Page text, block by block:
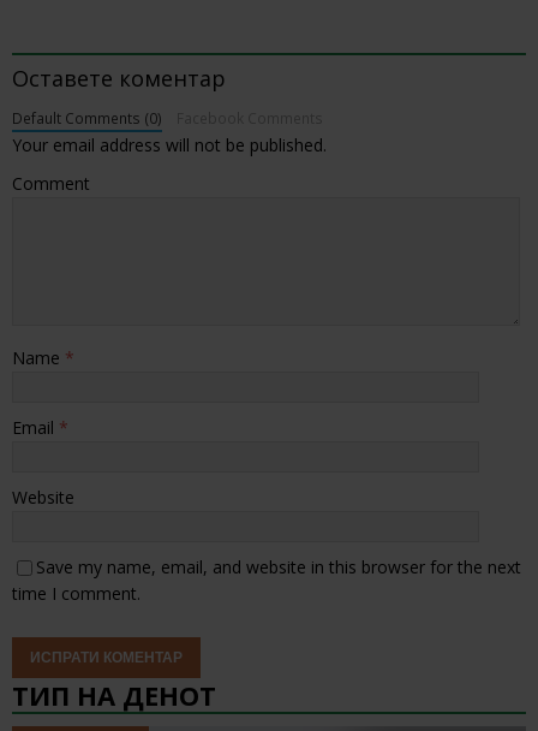
Оставете коментар
Default Comments (0)
Your email address will not be published.
Comment
Name *
Email *
Website
Save my name, email, and website in this browser for the next
time I comment.
ТИП НА ДЕНОТ